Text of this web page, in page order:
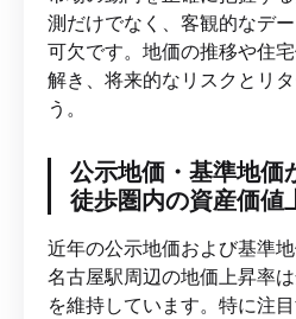
測だけでなく、客観的なデ
可欠です。地価の推移や住
解き、将来的なリスクとリ
う。
公示地価・基準地価
徒歩圏内の資産価値
近年の公示地価および基準
名古屋駅周辺の地価上昇率
を維持しています。特に注